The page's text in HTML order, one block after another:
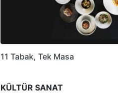
11 Tabak, Tek Masa
KÜLTÜR SANAT